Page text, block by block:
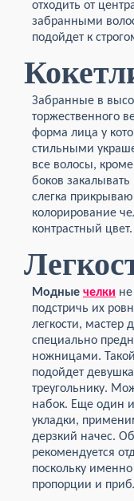
отходить от
забранными
подойдет к
Забранные в
торжественного
форма лица у
стильными
все волосы,
боков
слегка
колорирование
контрастный цвет.
Модные челки
подстричь их
легкости, мастер
специально
ножницами.
подойдет
треугольнику.
набок. Еще один
укладки,
дерзкий начес.
рекомендуется
поскольку
пропорции и